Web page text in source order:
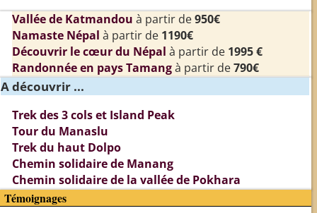
Vallée de Katmandou à partir de950€
Namaste Népal à partir de 1190€
Découvrir le cœur du Népal à partir de 1995 €
Randonnée en pays Tamangà partir de790€
A découvrir ...
Trek des 3 cols et Island Peak
Tour du Manaslu
Trek du haut Dolpo
Chemin solidaire de Manang
Chemin solidaire de la vallée de Pokhara
Témoignages